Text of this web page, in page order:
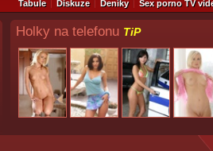
Tabule Diskuze Deníky Sex porno TV
Holky na telefonu TiP